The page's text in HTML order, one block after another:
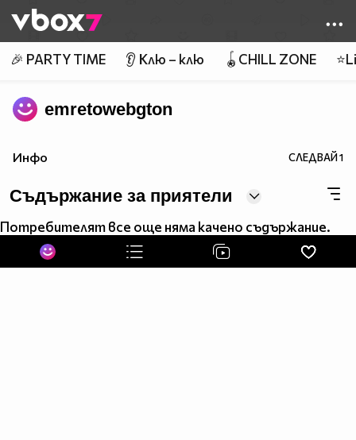
👾
🎉 PARTY TIME 👂 Клю – клю 🪀CHILL ZONE
emretowebgton
Инфо СЛЕДВАЙ1
Съдържание за приятели
Потребителят все още няма качено съдържание.